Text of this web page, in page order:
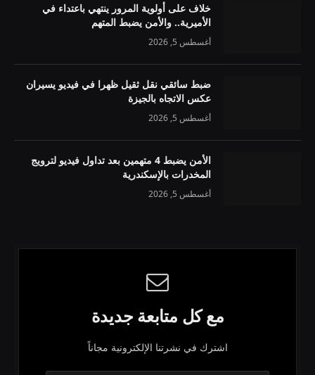
خلاف على أولوية المرور ينتهي باعتداء في
الأميرية.. والأمن يضبط المتهم
أغسطس 5, 2026
ضبط سائقي نقل ثقيل ظهرا في فيديو يسيران
عكس الاتجاه بالجيزة
أغسطس 5, 2026
الأمن يضبط 4 متهمين بعد تداول فيديو لترويج
المخدرات بالإسكندرية
أغسطس 5, 2026
مع كل متابعة جديدة
اشترك في نشرتنا الإلكترونية مجاناً